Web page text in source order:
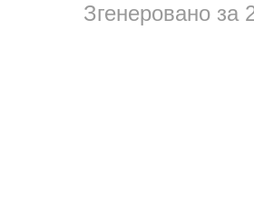
Згенеровано за